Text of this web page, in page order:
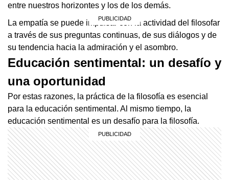
entre nuestros horizontes y los de los demás.
La empatía se puede impulsar con la actividad del filosofar
a través de sus preguntas continuas, de sus diálogos y de
su tendencia hacia la admiración y el asombro.
Educación sentimental: un desafío y
una oportunidad
Por estas razones, la práctica de la filosofía es esencial
para la educación sentimental. Al mismo tiempo, la
educación sentimental es un desafío para la filosofía.